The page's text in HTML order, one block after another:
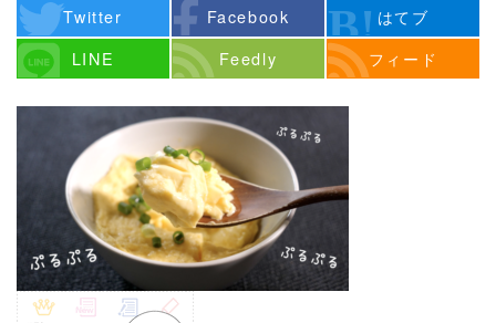
Twitter Facebook
はてブ
LINE
Feedly フィード